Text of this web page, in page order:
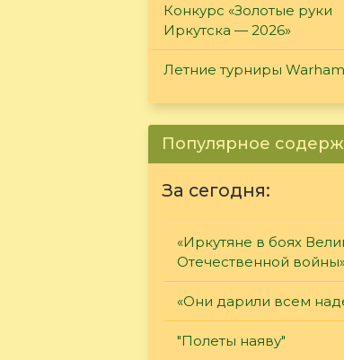
Конкурс «Золотые руки
Иркутска — 2026»
Летние турниры
Популярное
За сегодня:
«Иркутяне в боях
Отечественной
«Они дарили всем
"Полеты наяву"